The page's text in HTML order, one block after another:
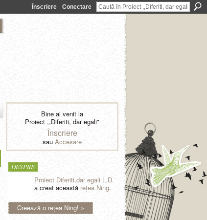
Înscriere Conectare
Bine ai venit la
Proiect ,,Diferiti, dar egali"
Înscriere
sau Accesare
DESPRE
Proiect Diferiti,dar egali L.D.
a creat această reţea Ning.
Creează o reţea Ning! »